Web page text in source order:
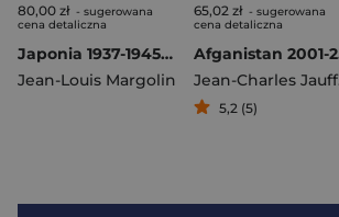
80,00 zł - sugerowana
cena detaliczna
Japonia 1937-1945 Wojna Armii Cesarza
Jean-Louis Margolin
65,02 zł - sugerowana
cena detaliczna
5,2 (5)